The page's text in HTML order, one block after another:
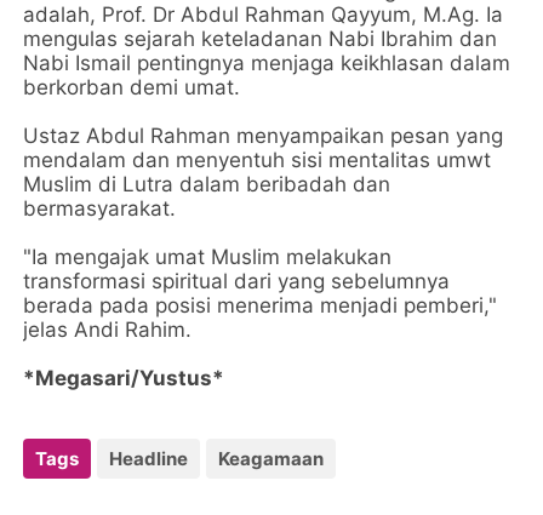
adalah, Prof. Dr Abdul Rahman Qayyum, M.Ag. Ia
mengulas sejarah keteladanan Nabi Ibrahim dan
Nabi Ismail pentingnya menjaga keikhlasan dalam
berkorban demi umat.
Ustaz Abdul Rahman menyampaikan pesan yang
mendalam dan menyentuh sisi mentalitas umwt
Muslim di Lutra dalam beribadah dan
bermasyarakat.
"Ia mengajak umat Muslim melakukan
transformasi spiritual dari yang sebelumnya
berada pada posisi menerima menjadi pemberi,"
jelas Andi Rahim.
*Megasari/Yustus*
Tags Headline Keagamaan